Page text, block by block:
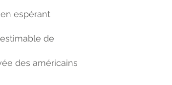
espérant
de
des américains